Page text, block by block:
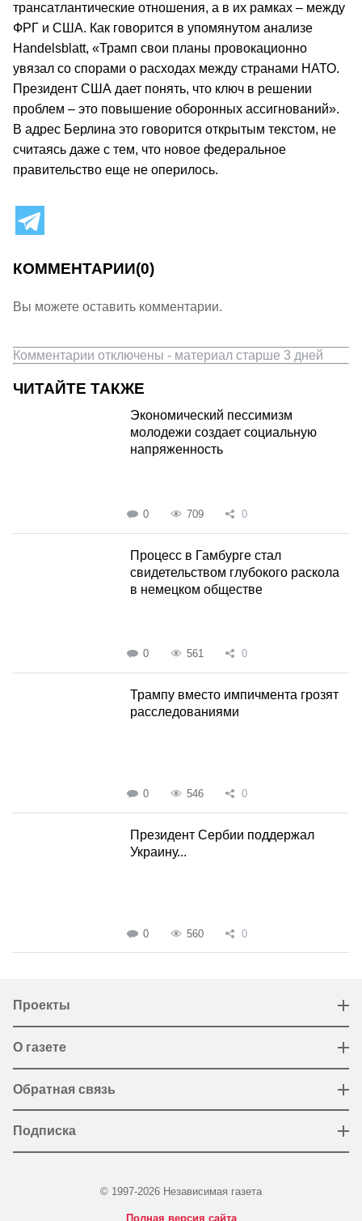
трансатлантические отношения, а в их рамках – между
ФРГ и США. Как говорится в упомянутом анализе
Handelsblatt, «Трамп свои планы провокационно
увязал со спорами о расходах между странами НАТО.
Президент США дает понять, что ключ в решении
проблем – это повышение оборонных ассигнований».
В адрес Берлина это говорится открытым текстом, не
считаясь даже с тем, что новое федеральное
правительство еще не оперилось.
КОММЕНТАРИИ(0)
Вы можете оставить комментарии.
Комментарии отключены - материал старше 3 дней
ЧИТАЙТЕ ТАКЖЕ
Экономический пессимизм
молодежи создает социальную
напряженность
0 709 0
Процесс в Гамбурге стал
свидетельством глубокого раскола
в немецком обществе
0 561 0
Трампу вместо импичмента грозят
расследованиями
0 546 0
Президент Сербии поддержал
Украину...
0 560 0
Проекты
О газете
Обратная связь
Подписка
© 1997-2026 Независимая газета
Полная версия сайта